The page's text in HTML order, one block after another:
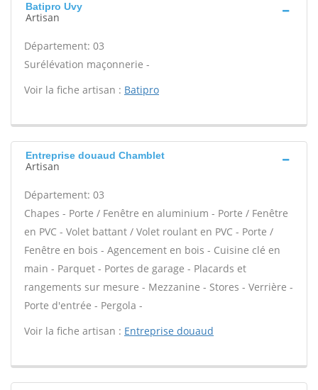
Batipro Uvy
Artisan
Département: 03
Surélévation maçonnerie -
Voir la fiche artisan : Batipro
Entreprise douaud Chamblet
Artisan
Département: 03
Chapes - Porte / Fenêtre en aluminium - Porte / Fenêtre
en PVC - Volet battant / Volet roulant en PVC - Porte /
Fenêtre en bois - Agencement en bois - Cuisine clé en
main - Parquet - Portes de garage - Placards et
rangements sur mesure - Mezzanine - Stores - Verrière -
Porte d'entrée - Pergola -
Voir la fiche artisan : Entreprise douaud